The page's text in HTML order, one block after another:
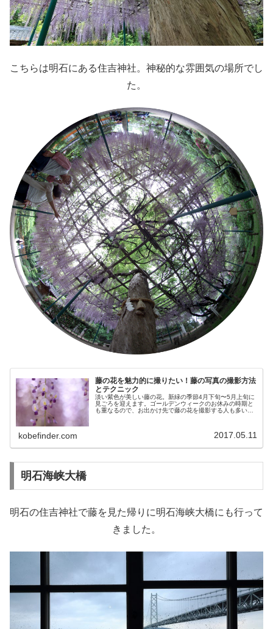
こちらは明石にある住吉神社。神秘的な雰囲気の場所でし
た。
藤の花を魅力的に撮りたい！藤の写真の撮影方法
とテクニック
淡い紫色が美しい藤の花。新緑の季節4月下旬〜5月上旬に
見ごろを迎えます。ゴールデンウィークのお休みの時期と
も重なるので、お出かけ先で藤の花を撮影する人も多いの
kobefinder.com 2017.05.11
明石海峡大橋
明石の住吉神社で藤を見た帰りに明石海峡大橋にも行って
きました。